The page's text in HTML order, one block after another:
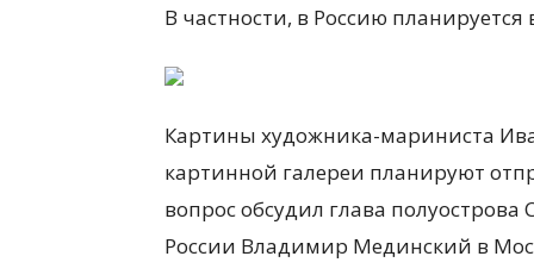
В частности, в Россию
Картины художника-мариниста
картинной галереи планируют
вопрос обсудил глава
России Владимир Мединский в